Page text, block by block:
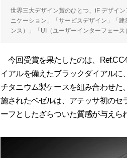
世界三大デザイン賞のひとつ、iF デザイ
ニケーション」「サービスデザイン」「
ンス）」「UI（ユーザーインターフェース
今回受賞を果たしたのは、
イアルを備えたブラックダイアルに
チタニウム製ケースを組み合わせた
施されたベゼルは、アテッサ初のセ
ーフとしたざらついた質感が与えら